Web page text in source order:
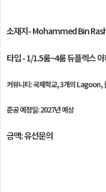
소재지-Mohammed Bin
타입 - 1/1.5룸~4룸 듀플렉스
커뮤니티: 국제학교, 3개의 Lagoon,
준공 예정일: 2027년 예상
금액: 유선문의